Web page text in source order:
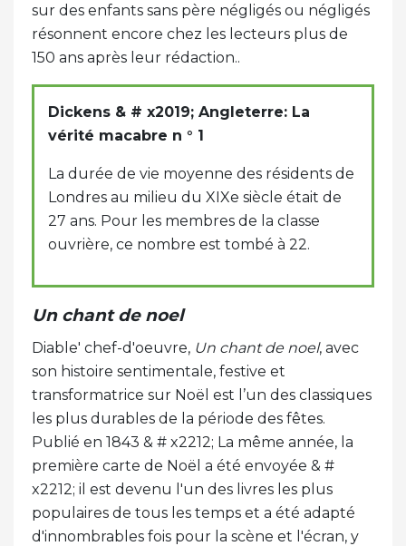
sur des enfants sans père négligés ou négligés
résonnent encore chez les lecteurs plus de
150 ans après leur rédaction..
Dickens & # x2019; Angleterre: La
vérité macabre n ° 1
La durée de vie moyenne des résidents de
Londres au milieu du XIXe siècle était de
27 ans. Pour les membres de la classe
ouvrière, ce nombre est tombé à 22.
Un chant de noel
Diable' chef-d'oeuvre, Un chant de noel, avec
son histoire sentimentale, festive et
transformatrice sur Noël est l’un des classiques
les plus durables de la période des fêtes.
Publié en 1843 & # x2212; La même année, la
première carte de Noël a été envoyée & #
x2212; il est devenu l'un des livres les plus
populaires de tous les temps et a été adapté
d'innombrables fois pour la scène et l'écran, y